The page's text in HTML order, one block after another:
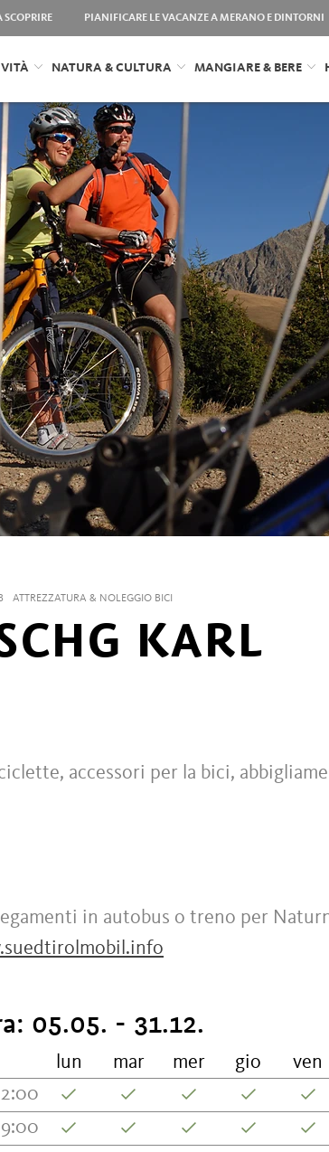
PIANIFICARE LE VACANZE A MERANO E DINTORNI
NATURA & CULTURA MANGIARE & BERE
ATTREZZATURA & NOLEGGIO BICI
KARL
accessori per la bici,
in autobus o treno per
05.05. - 31.12.
lun mar mer gio ven